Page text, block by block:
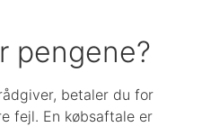
pengene?
betaler du for
fejl. En købsaftale er